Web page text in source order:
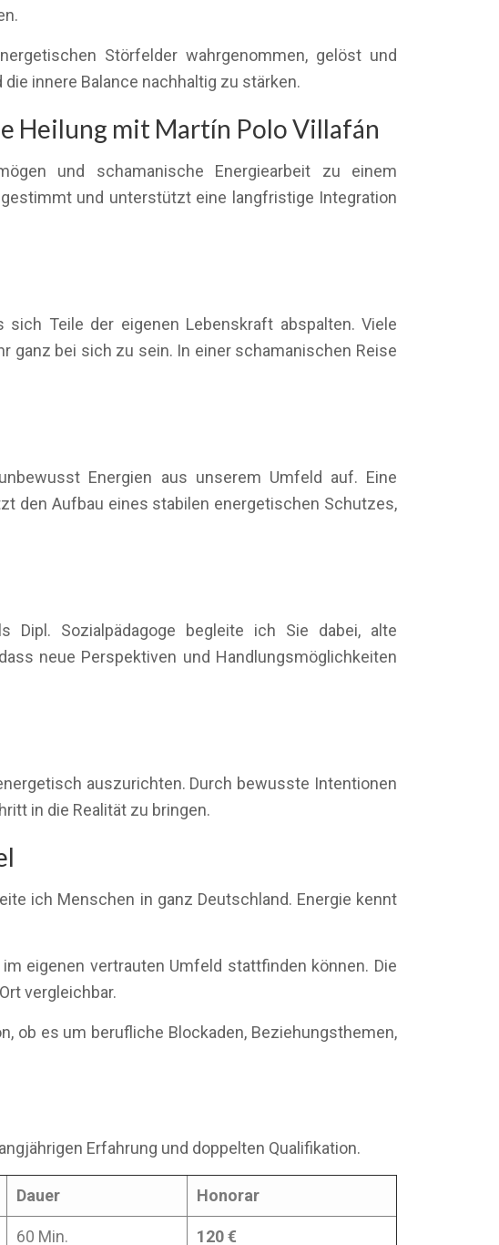
Störfelder wahrgenommen, gelöst und
innere Balance nachhaltig zu stärken.
Heilung mit Martín Polo Villafán
und schamanische Energiearbeit zu einem
und unterstützt eine langfristige Integration
Teile der eigenen Lebenskraft abspalten. Viele
ganz bei sich zu sein. In einer schamanischen Reise
Energien aus unserem Umfeld auf. Eine
den Aufbau eines stabilen energetischen Schutzes,
Dipl. Sozialpädagoge begleite ich Sie dabei, alte
neue Perspektiven und Handlungsmöglichkeiten
auszurichten. Durch bewusste Intentionen
in die Realität zu bringen.
ich Menschen in ganz Deutschland. Energie kennt
eigenen vertrauten Umfeld stattfinden können. Die
vergleichbar.
ob es um berufliche Blockaden, Beziehungsthemen,
Erfahrung und doppelten Qualifikation.
Dauer Honorar
60 Min. 120 €